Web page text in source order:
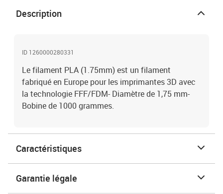
Description
ID 1260000280331
Le filament PLA (1.75mm) est un filament
fabriqué en Europe pour les imprimantes 3D avec
la technologie FFF/FDM- Diamètre de 1,75 mm-
Bobine de 1000 grammes.
Caractéristiques
Garantie légale